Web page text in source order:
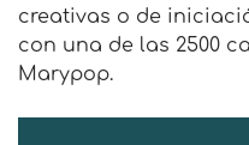
creativas o de
con una de las 2500
Marypop.